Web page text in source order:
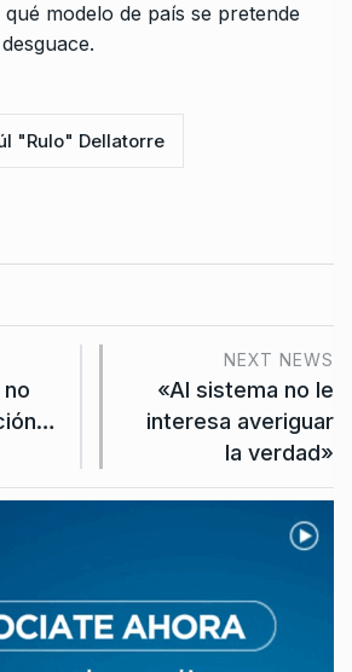
modelo de país se pretende
"Rulo" Dellatorre
NEXT NEWS
«Al sistema no le
interesa averiguar
la verdad»